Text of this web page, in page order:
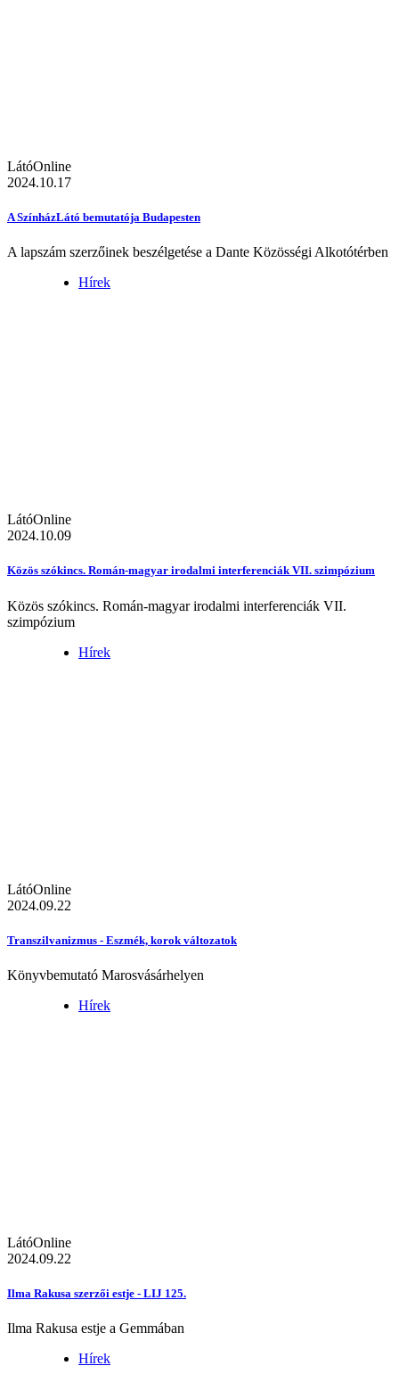
LátóOnline
2024.10.17
A SzínházLátó bemutatója Budapesten
A lapszám szerzőinek beszélgetése a Dante Közösségi Alkotótérben
Hírek
LátóOnline
2024.10.09
Közös szókincs. Román-magyar irodalmi interferenciák VII. szimpózium
Közös szókincs. Román-magyar irodalmi interferenciák VII.
szimpózium
Hírek
LátóOnline
2024.09.22
Transzilvanizmus - Eszmék, korok változatok
Könyvbemutató Marosvásárhelyen
Hírek
LátóOnline
2024.09.22
Ilma Rakusa szerzői estje - LIJ 125.
Ilma Rakusa estje a Gemmában
Hírek